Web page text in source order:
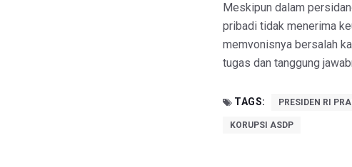
Meskipun dalam
pribadi tidak menerima
memvonisnya bersalah
tugas dan tanggung
TAGS: PRESIDEN RI
KORUPSI ASDP